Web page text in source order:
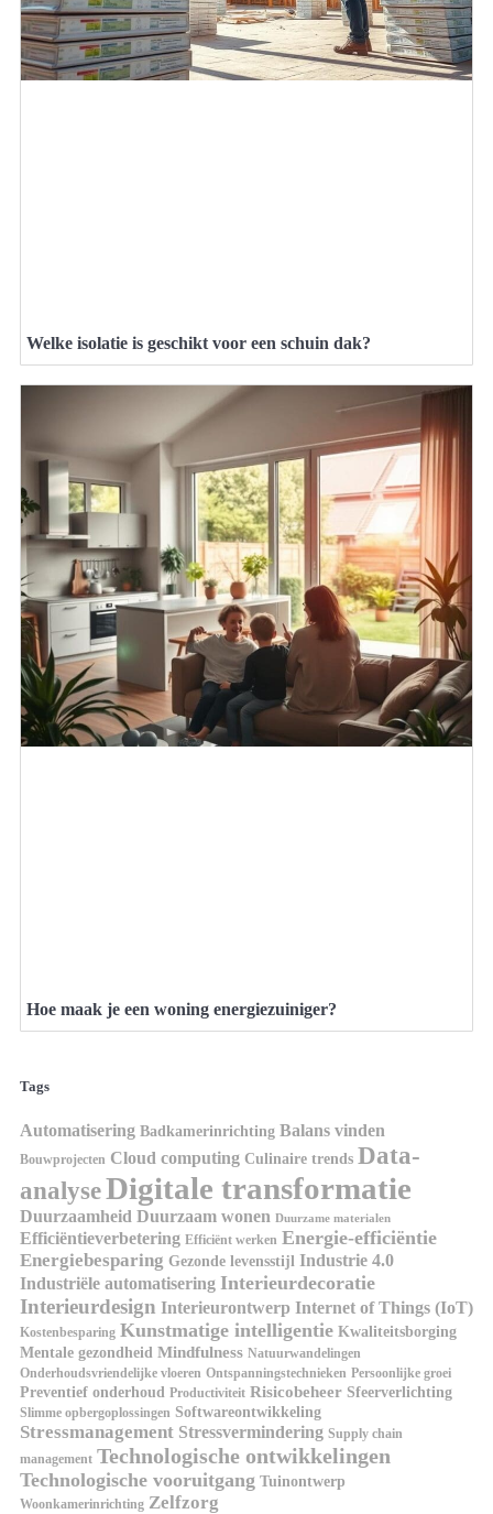
Welke isolatie is geschikt voor een schuin dak?
Hoe maak je een woning energiezuiniger?
Tags
Automatisering Badkamerinrichting Balans vinden
Bouwprojecten Cloud computing Culinaire trends Data-
analyseDigitale transformatie
Duurzaamheid Duurzaam wonen Duurzame materialen
Efficiëntieverbetering Efficiënt werken Energie-efficiëntie
Energiebesparing Gezonde levensstijl Industrie 4.0
Industriële automatisering Interieurdecoratie
Interieurdesign Interieurontwerp Internet of Things (IoT)
Kostenbesparing Kunstmatige intelligentie Kwaliteitsborging
Mentale gezondheid Mindfulness Natuurwandelingen
Onderhoudsvriendelijke vloeren Ontspanningstechnieken Persoonlijke groei
Preventief onderhoud Productiviteit Risicobeheer Sfeerverlichting
Slimme opbergoplossingen Softwareontwikkeling
Stressmanagement Stressvermindering Supply chain
management Technologische ontwikkelingen
Technologische vooruitgang Tuinontwerp
Woonkamerinrichting Zelfzorg